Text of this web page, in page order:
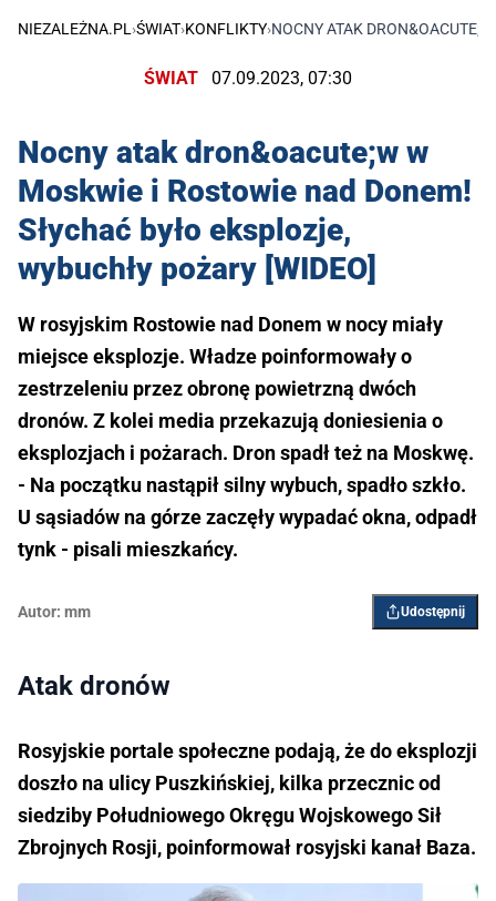
NIEZALEŻNA.PL ›ŚWIAT›KONFLIKTY›NOCNY ATAK
ŚWIAT 07.09.2023, 07:30
Nocny atak dron&oacute;w w
Moskwie i Rostowie nad Donem!
Słychać było eksplozje,
wybuchły pożary [WIDEO]
W rosyjskim Rostowie nad Donem w nocy miały
miejsce eksplozje. Władze poinformowały o
zestrzeleniu przez obronę powietrzną dwóch
dronów. Z kolei media przekazują doniesienia o
eksplozjach i pożarach. Dron spadł też na Moskwę.
- Na początku nastąpił silny wybuch, spadło szkło.
U sąsiadów na górze zaczęły wypadać okna, odpadł
tynk - pisali mieszkańcy.
Autor: mm Udostępnij
Atak dronów
Rosyjskie portale społeczne podają, że do eksplozji
doszło na ulicy Puszkińskiej, kilka przecznic od
siedziby Południowego Okręgu Wojskowego Sił
Zbrojnych Rosji, poinformował rosyjski kanał Baza.